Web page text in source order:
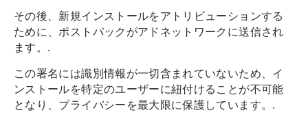
その後、新規インストールをアトリビューションする
ために、ポストバックがアドネットワークに送信され
ます。.
この署名には識別情報が一切含まれていないため、イ
ンストールを特定のユーザーに紐付けることが不可能
となり、プライバシーを最大限に保護しています。.